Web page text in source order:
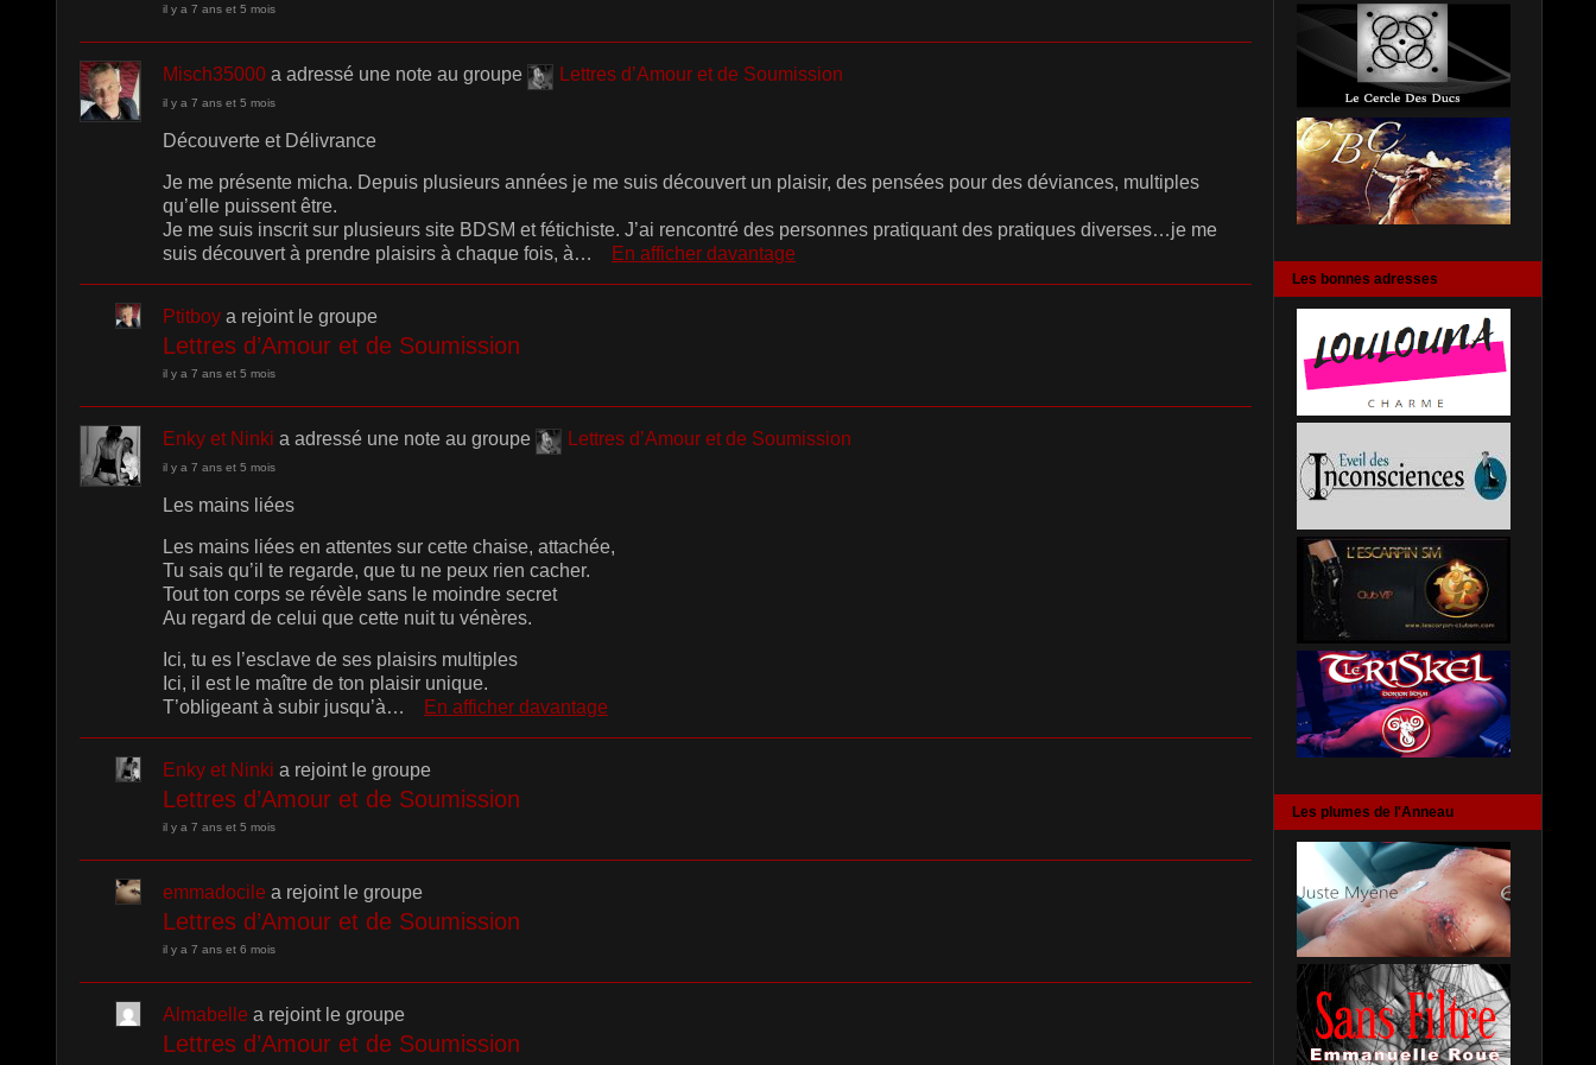
il y a 7 ans et 5 mois
Misch35000 a adressé une note au groupe Lettres d’Amour et de Soumission
il y a 7 ans et 5 mois
Découverte et Délivrance
Je me présente micha. Depuis plusieurs années je me suis découvert un plaisir, des pensées pour des déviances, multiples
qu’elle puissent être.
Je me suis inscrit sur plusieurs site BDSM et fétichiste. J’ai rencontré des personnes pratiquant des pratiques diverses…je me
suis découvert à prendre plaisirs à chaque fois, à…
En afficher davantage
Ptitboy a rejoint le groupe
Lettres d’Amour et de Soumission
il y a 7 ans et 5 mois
Enky et Ninki a adressé une note au groupe Lettres d’Amour et de Soumission
il y a 7 ans et 5 mois
Les mains liées
Les mains liées en attentes sur cette chaise, attachée,
Tu sais qu’il te regarde, que tu ne peux rien cacher.
Tout ton corps se révèle sans le moindre secret
Au regard de celui que cette nuit tu vénères.
Ici, tu es l’esclave de ses plaisirs multiples
Ici, il est le maître de ton plaisir unique.
T’obligeant à subir jusqu’à…
En afficher davantage
Enky et Ninki a rejoint le groupe
Lettres d’Amour et de Soumission
il y a 7 ans et 5 mois
emmadocile a rejoint le groupe
Lettres d’Amour et de Soumission
il y a 7 ans et 6 mois
Almabelle a rejoint le groupe
Lettres d’Amour et de Soumission
Les bonnes adresses
Les plumes de l'Anneau